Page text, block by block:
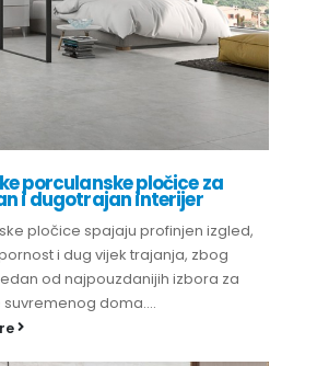
porculanske pločice za
i dugotrajan interijer
pločice spajaju profinjen izgled,
i dug vijek trajanja, zbog
od najpouzdanijih izbora za
doma....